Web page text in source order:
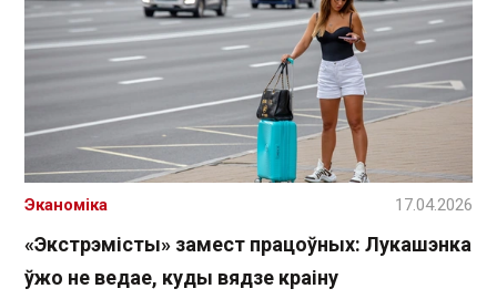
«Экстрэмісты» замест працоўных: Лукашэнка
ўжо не ведае, куды вядзе краіну
Эканоміка 17.04.2026